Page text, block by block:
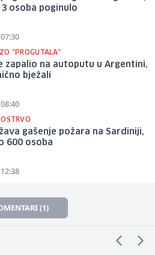
osoba poginulo
"PROGUTALA"
zapalio na autoputu u Argentini,
bježali
OSTRVO
gašenje požara na Sardiniji,
600 osoba
(1)